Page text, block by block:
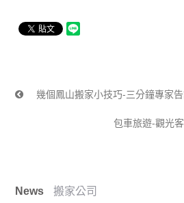
幾個鳳山搬家小技巧-三分鐘專家告
包車旅遊-觀光
News 搬家公司